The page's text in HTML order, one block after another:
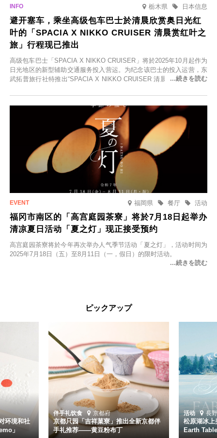
栃木県 日本信息
避开塞车，乘坐高级包车巴士於清晨欣赏奥日光红
叶的「SPACIA X NIKKO CRUISER 清晨赏红叶之
旅」行程现已推出
高级包车巴士「SPACIA X NIKKO CRUISER」将於2025年10月起作为
日光地区的新型辅助交通服务投入营运。为纪念该巴士的投入运营，东
武拓普旅行社特推出“SPACIA X NIKKO CRUISER 清晨赏红叶之旅”，
福岡県 活动
餐厅
福冈市南区的「高宫庭园茶寮」将於7月18日起举办
清凉夏日活动「夏之灯」现正接受预约
高宫庭园茶寮将於今年再次举办人气季节活动「夏之灯」，活动时间为
2025年7月18日（五）至8月11日（一，假日）的限时活动。
ピックアップ
环境和社
」
伴手礼饮食 京都府
京都只园「吉祥菓寮」推出全新京都伴
手礼推荐——黄豆粉布丁
活动 長
松原湖冰
Earth